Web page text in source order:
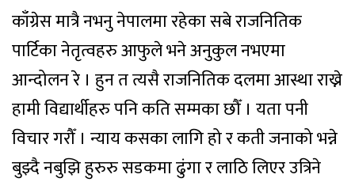
काँग्रेस मात्रै नभनु नेपालमा रहेका सबे राजनितिक
पार्टिका नेतृत्वहरु आफुले भने अनुकुल नभएमा
आन्दोलन रे । हुन त त्यसै राजनितिक दलमा आस्था राख्ने
हामी विद्यार्थीहरु पनि कति सम्मका छौँ । यता पनी
विचार गरौँ । न्याय कसका लागि हो र कती जनाको भन्ने
बुझ्दै नबुझि हुरुरु सडकमा ढुंगा र लाठि लिएर उत्रिने